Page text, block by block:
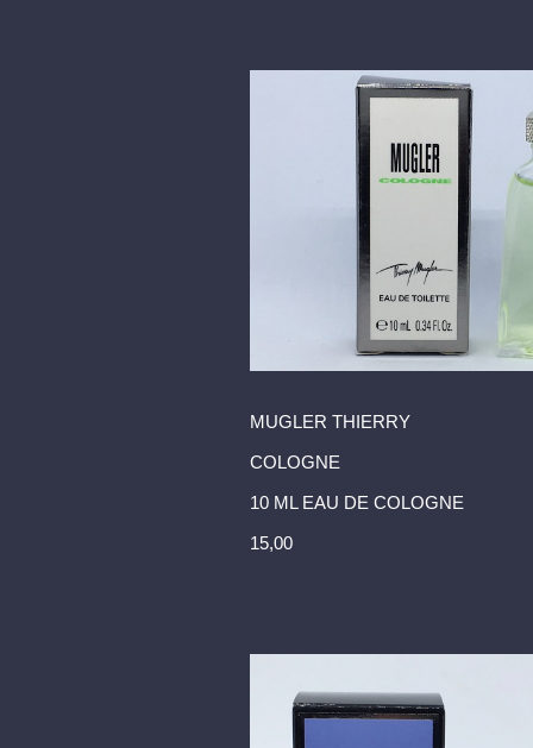
MUGLER THIERRY
COLOGNE
10 ML EAU DE COLOGNE
15,00